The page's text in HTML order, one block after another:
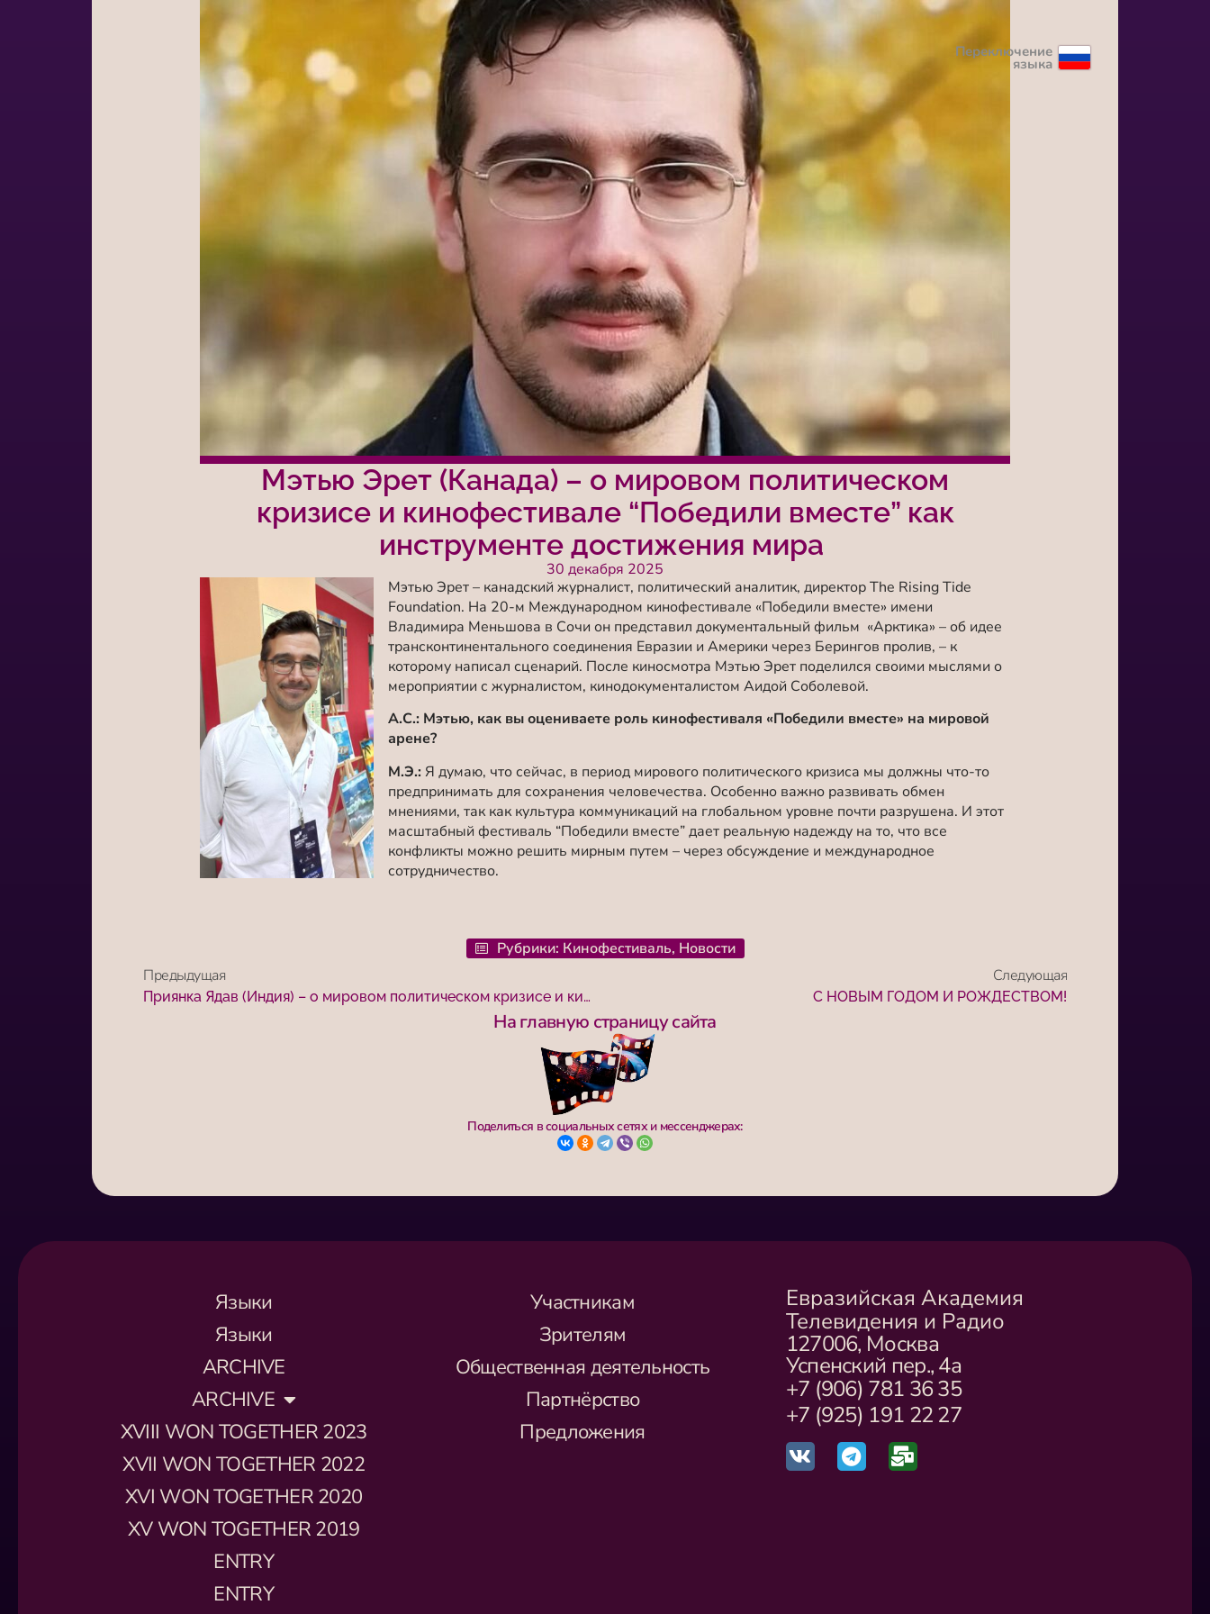
Мэтью Эрет (Канада) – о мировом политическом
кризисе и кинофестивале “Победили вместе” как
инструменте достижения мира
30 декабря 2025
Мэтью Эрет – канадский журналист, политический аналитик, директор The Rising Tide
Foundation. На 20-м Международном кинофестивале «Победили вместе» имени
Владимира Меньшова в Сочи он представил документальный фильм «Арктика» – об идее
трансконтинентального соединения Евразии и Америки через Берингов пролив, – к
которому написал сценарий. После киносмотра Мэтью Эрет поделился своими мыслями о
мероприятии с журналистом, кинодокументалистом Аидой Соболевой.
А.С.: Мэтью, как вы оцениваете роль кинофестиваля «Победили вместе» на мировой
арене?
М.Э.: Я думаю, что сейчас, в период мирового политического кризиса мы должны что-то
предпринимать для сохранения человечества. Особенно важно развивать обмен
мнениями, так как культура коммуникаций на глобальном уровне почти разрушена. И этот
масштабный фестиваль “Победили вместе” дает реальную надежду на то, что все
конфликты можно решить мирным путем – через обсуждение и международное
сотрудничество.
Рубрики: Кинофестиваль, Новости
Предыдущая
Приянка Ядав (Индия) – о мировом политическом кризисе и кинофестивале “Победили вместе” как инструменте мира
Следующая
С НОВЫМ ГОДОМ И РОЖДЕСТВОМ!
На главную страницу сайта
Поделиться в социальных сетях и мессенджерах:
Языки
Языки
ARCHIVE
ARCHIVE
XVIII WON TOGETHER 2023
XVII WON TOGETHER 2022
XVI WON TOGETHER 2020
XV WON TOGETHER 2019
ENTRY
ENTRY
Участникам
Зрителям
Общественная деятельность
Партнёрство
Предложения
Евразийская Академия
Телевидения и Радио
127006, Москва
Успенский пер., 4а
+7 (906) 781 36 35
+7 (925) 191 22 27
Переключение
языка